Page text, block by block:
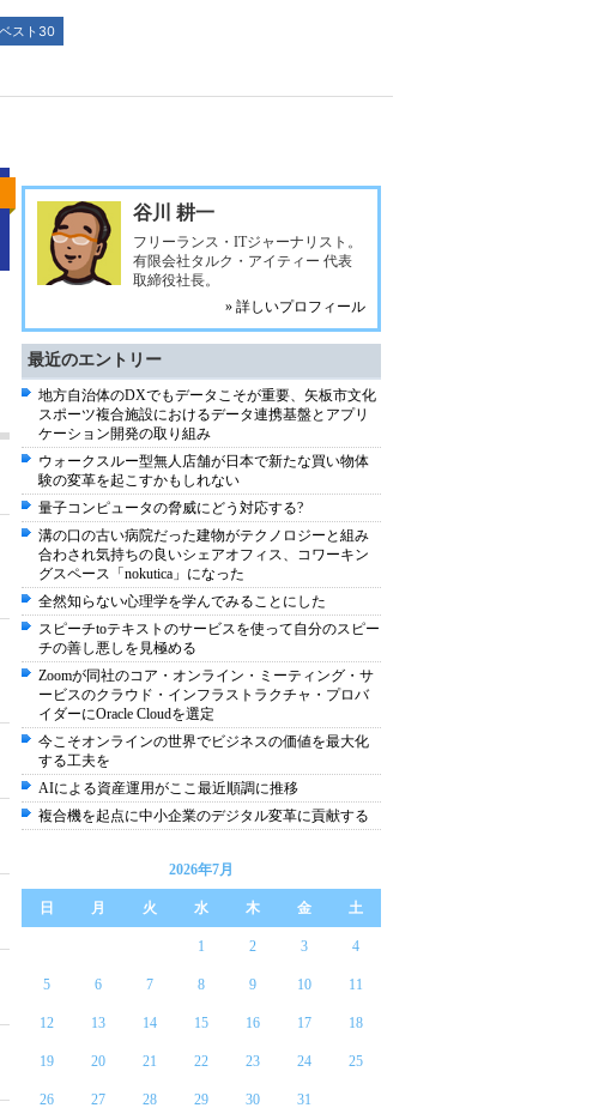
スト30
谷川 耕一
フリーランス・ITジャーナリスト。
有限会社タルク・アイティー 代表
取締役社長。
» 詳しいプロフィール
最近のエントリー
地方自治体のDXでもデータこそが重要、矢板市文化
スポーツ複合施設におけるデータ連携基盤とアプリ
ケーション開発の取り組み
ウォークスルー型無人店舗が日本で新たな買い物体
験の変革を起こすかもしれない
量子コンピュータの脅威にどう対応する?
溝の口の古い病院だった建物がテクノロジーと組み
合わされ気持ちの良いシェアオフィス、コワーキン
グスペース「nokutica」になった
全然知らない心理学を学んでみることにした
スピーチtoテキストのサービスを使って自分のスピー
チの善し悪しを見極める
Zoomが同社のコア・オンライン・ミーティング・サ
ービスのクラウド・インフラストラクチャ・プロバ
イダーにOracle Cloudを選定
今こそオンラインの世界でビジネスの価値を最大化
する工夫を
AIによる資産運用がここ最近順調に推移
複合機を起点に中小企業のデジタル変革に貢献する
2026年7月
日 月 火 水 木 金 土
1 2 3 4
5 6 7 8 9 10 11
12 13 14 15 16 17 18
19 20 21 22 23 24 25
26 27 28 29 30 31